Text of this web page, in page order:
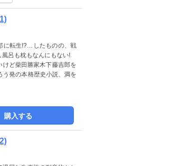
に転生!?…したものの、戦
風呂も枕もなんにもない!
ど柴田勝家木下藤吉郎を
発の本格歴史小説、満を
購入する